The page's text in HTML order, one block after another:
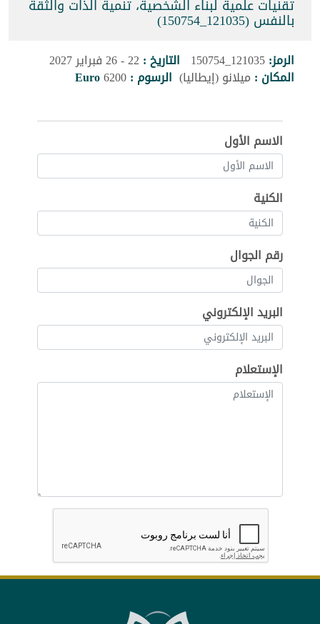
تقنيات علمية لبناء الشخصية، تنمية الذات والثقة
بالنفس (121035_150754)
الرمز:121035_150754 التاريخ : 22 - 26 فبراير 2027
المكان : ميلانو (إيطاليا) الرسوم :6200
Euro
الاسم الأول
الكنية
رقم الجوال
البريد الإلكتروني
الإستعلام